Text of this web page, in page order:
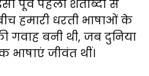
पूर्व पहली शताब्दी से
हमारी धरती भाषाओं के
गवाह बनी थी, जब दुनिया
भाषाएं जीवंत थीं।